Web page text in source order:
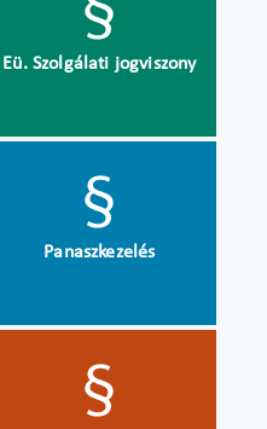
Eü. Szolgálati jogviszony
Panaszkezelés